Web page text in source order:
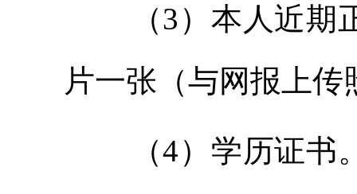
（3）本人近
片一张（与网报上
（4）学历证